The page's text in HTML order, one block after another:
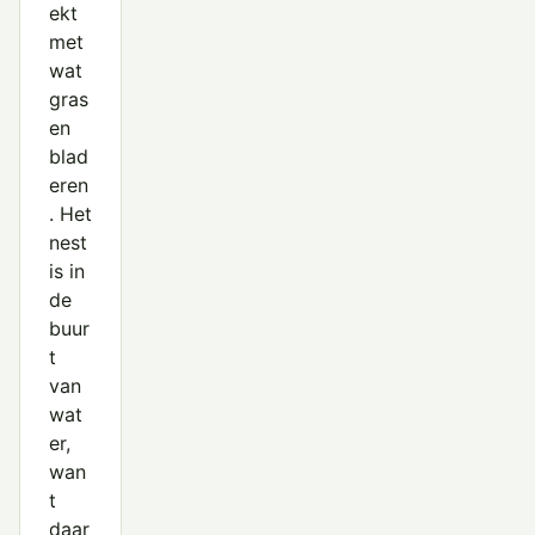
ekt
met
wat
gras
en
blad
eren
. Het
nest
is in
de
buur
t
van
wat
er,
wan
t
daar